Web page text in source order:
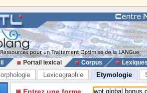
Portail lexical Corpus
Lexicographie Etymologie